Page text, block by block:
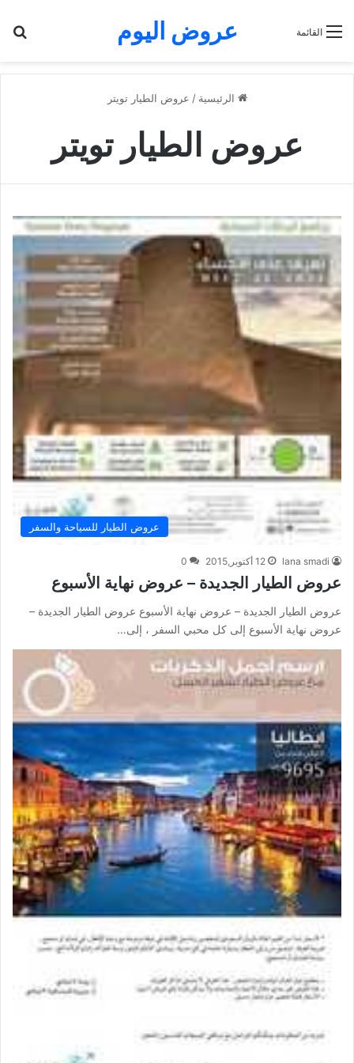
عروض اليوم القائمة
الرئيسية / عروض الطيار تويتر
عروض الطيار تويتر
عروض الطيار للسياحة والسفر
lana smadi 12 أكتوبر,2015 0
عروض الطيار الجديدة – عروض نهاية الأسبوع
عروض الطيار الجديدة – عروض نهاية الأسبوع عروض الطيار الجديدة –
عروض نهاية الأسبوع إلى كل محبي السفر ، إلى…